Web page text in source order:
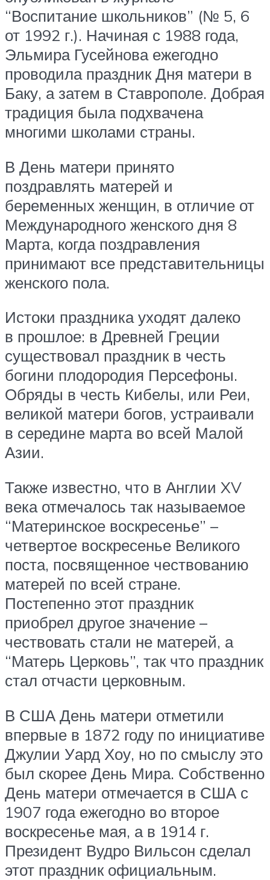
“Воспитание школьников” (№ 5, 6
от 1992 г.). Начиная с 1988 года,
Эльмира Гусейнова ежегодно
проводила праздник Дня матери в
Баку, а затем в Ставрополе. Добрая
традиция была подхвачена
многими школами страны.
В День матери принято
поздравлять матерей и
беременных женщин, в отличие от
Международного женского дня 8
Марта, когда поздравления
принимают все представительницы
женского пола.
Истоки праздника уходят далеко
в прошлое: в Древней Греции
существовал праздник в честь
богини плодородия Персефоны.
Обряды в честь Кибелы, или Реи,
великой матери богов, устраивали
в середине марта во всей Малой
Азии.
Также известно, что в Англии XV
века отмечалось так называемое
“Материнское воскресенье” –
четвертое воскресенье Великого
поста, посвященное чествованию
матерей по всей стране.
Постепенно этот праздник
приобрел другое значение –
чествовать стали не матерей, а
“Матерь Церковь”, так что праздник
стал отчасти церковным.
В США День матери отметили
впервые в 1872 году по инициативе
Джулии Уард Хоу, но по смыслу это
был скорее День Мира. Собственно
День матери отмечается в США с
1907 года ежегодно во второе
воскресенье мая, а в 1914 г.
Президент Вудро Вильсон сделал
этот праздник официальным.